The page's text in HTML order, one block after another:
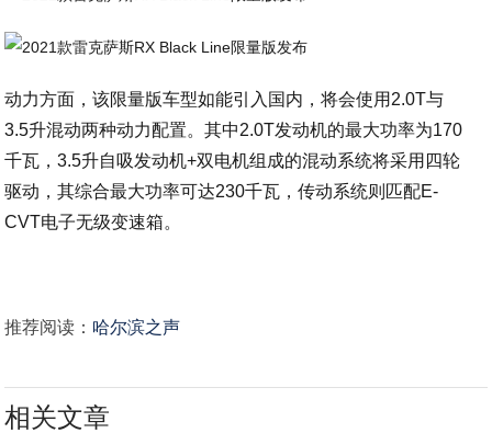
动力方面，该限量版车型如能引入国内，将会使用2.0T与
3.5升混动两种动力配置。其中2.0T发动机的最大功率为170
千瓦，3.5升自吸发动机+双电机组成的混动系统将采用四轮
驱动，其综合最大功率可达230千瓦，传动系统则匹配E-
CVT电子无级变速箱。
推荐阅读： 哈尔滨之声
相关文章